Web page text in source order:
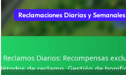
Reclamaciones Diarias y Semanales